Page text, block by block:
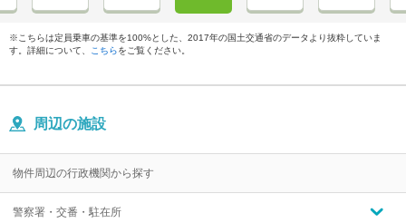
※こちらは定員乗車の基準を100%とした、2017年の国土交通省のデータより抜粋していま
す。詳細について、
こちらをご覧ください。
周辺の施設
物件周辺の行政機関から探す
警察署・交番・駐在所